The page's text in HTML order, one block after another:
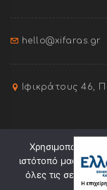
hello@xifaras.gr
Ιφικράτους 46,
Χρησιμοποιούμε
ιστότοπό μας.
όλες τις σελίδες